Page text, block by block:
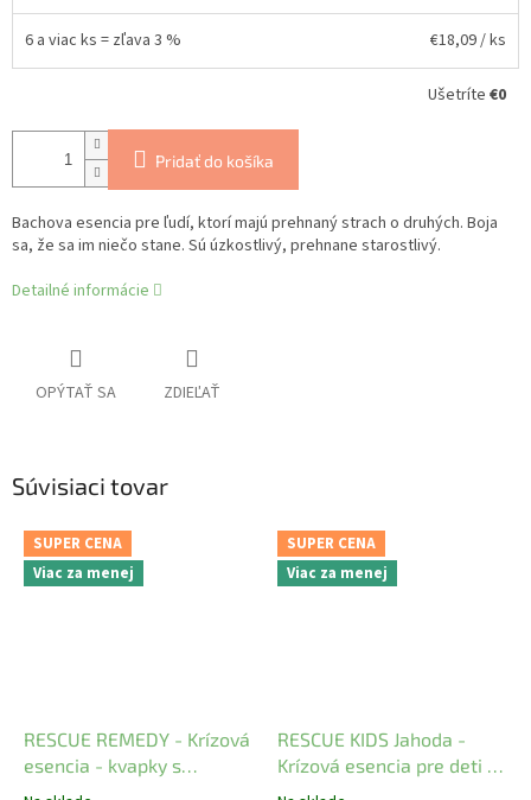
6 a viac ks = zľava 3 % €18,09/ ks
Ušetríte €0
Pridať do košíka
Bachova esencia pre ľudí, ktorí majú prehnaný strach o druhých. Boja
sa, že sa im niečo stane. Sú úzkostlivý, prehnane starostlivý.
Detailné informácie
OPÝTAŤ SA ZDIEĽAŤ
Súvisiaci tovar
SUPER CENA
Viac za menej
RESCUE REMEDY - Krízová
esencia - kvapky s
alkoholom
SUPER CENA
Viac za menej
RESCUE KIDS Jahoda -
Krízová esencia pre deti s
jahodovou príchuťou